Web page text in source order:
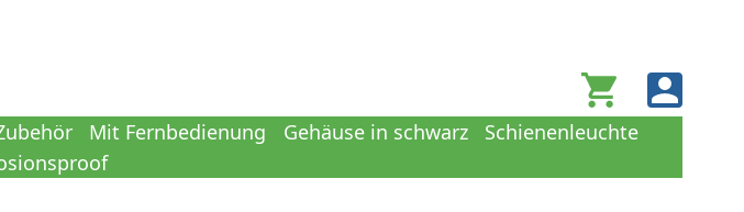
Warenkorb
Mit Fernbedienung Gehäuse in schwarz
Schienenleuchte